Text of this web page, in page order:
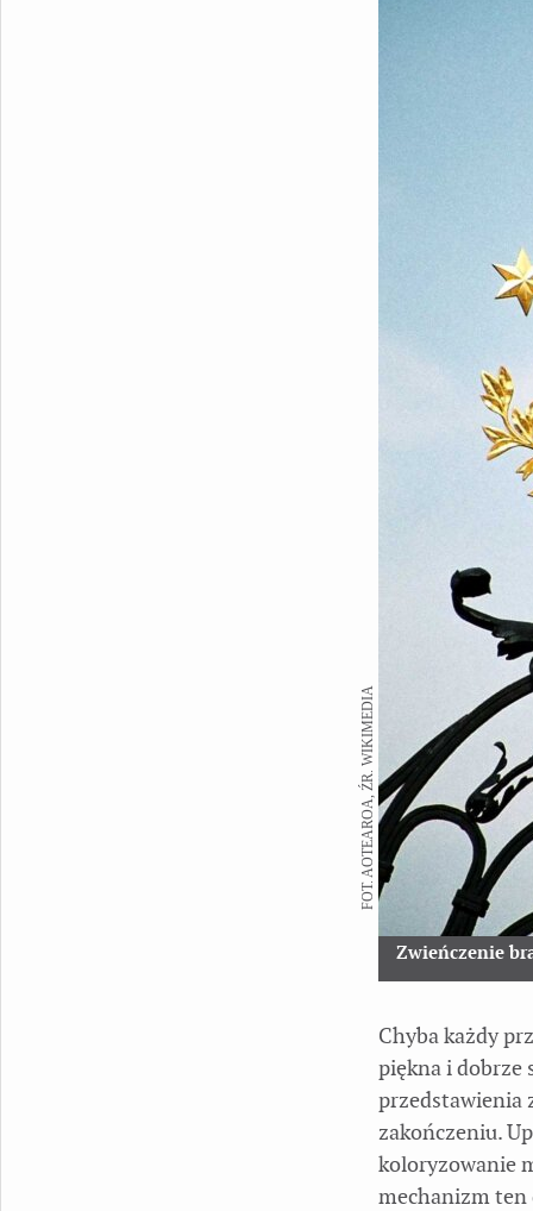
Zwieńczenie
FOT. AOTEAROA, ŹR. WIKIMEDIA
Chyba każdy
piękna i dobrze
przedstawienia
zakończeniu.
koloryzowanie
mechanizm ten